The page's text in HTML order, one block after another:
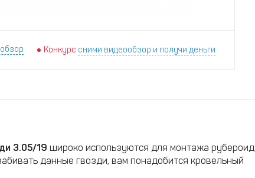
Конкурс сними видеообзор и получи деньги
3.05/19 широко используются для монтажа
данные гвозди, вам понадобится кровельный